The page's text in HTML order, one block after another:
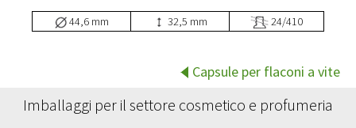
44,6 mm 32,5 mm 24/410
Capsule per flaconi a vite
Imballaggi per il settore cosmetico e profumeria